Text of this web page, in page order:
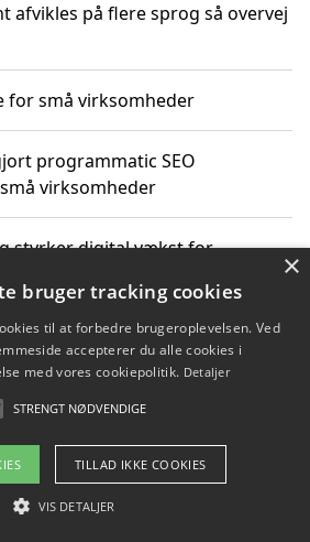
afvikles på flere sprog så overvej
for små virksomheder
programmatic SEO
virksomheder
styrker digital vækst for
inden for genbrug af elektronik
2026 - Pilanto Aps
×
bruger tracking cookies
til at forbedre brugeroplevelsen. Ved
accepterer du alle cookies i
med vores cookiepolitik. Detaljer
STRENGT NØDVENDIGE
TILLAD IKKE COOKIES
VIS DETALJER